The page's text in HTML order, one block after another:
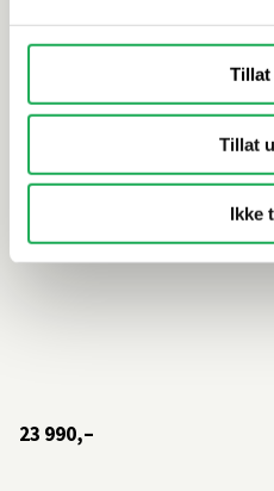
Tillat
Tillat
Ikke
23 990,–